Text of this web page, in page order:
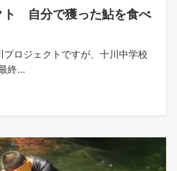
ト 自分で獲った鮎を食べ
ロジェクトですが、十川中学校
終...